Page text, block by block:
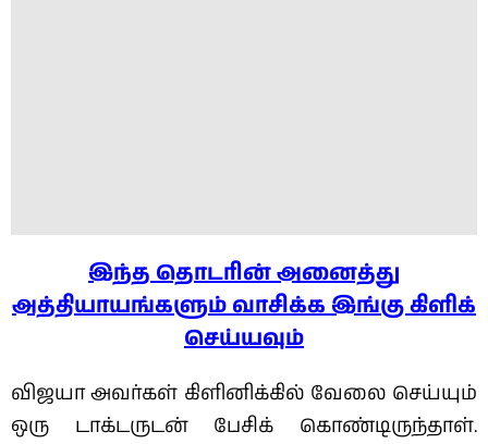
இந்த தொடரின் அனைத்து
அத்தியாயங்களும் வாசிக்க இங்கு கிளிக்
செய்யவும்
விஜயா அவர்கள் கிளினிக்கில் வேலை செய்யும்
ஒரு டாக்டருடன் பேசிக் கொண்டிருந்தாள்.